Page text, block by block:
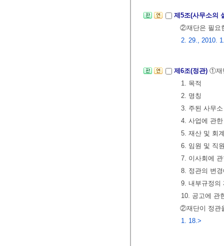
제5조(사무소의
②재단은 필요
2. 29., 2010.
제6조(정관) ①재
1. 목적
2. 명칭
3. 주된 사무
4. 사업에 관
5. 재산 및 회
6. 임원 및 직
7. 이사회에
8. 정관의 변
9. 내부규정의
10. 공고에 관
②재단이 정관
1. 18.>